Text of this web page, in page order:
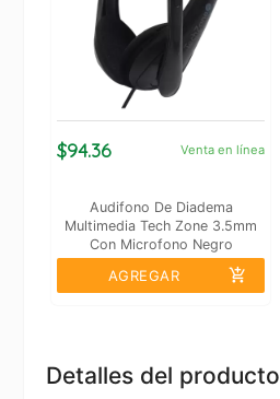
$94.36 Venta en línea
Audifono De Diadema
Multimedia Tech Zone 3.5mm
Con Microfono Negro
AGREGAR add_shopping_cart
Detalles del producto